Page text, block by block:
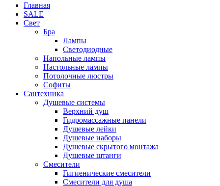
Главная
SALE
Свет
Бра
Лампы
Светодиодные
Напольные лампы
Настольные лампы
Потолочные люстры
Софиты
Сантехника
Душевые системы
Верхний душ
Гидромассажные панели
Душевые лейки
Душевые наборы
Душевые скрытого монтажа
Душевые штанги
Смесители
Гигиенические смесители
Смесители для душа